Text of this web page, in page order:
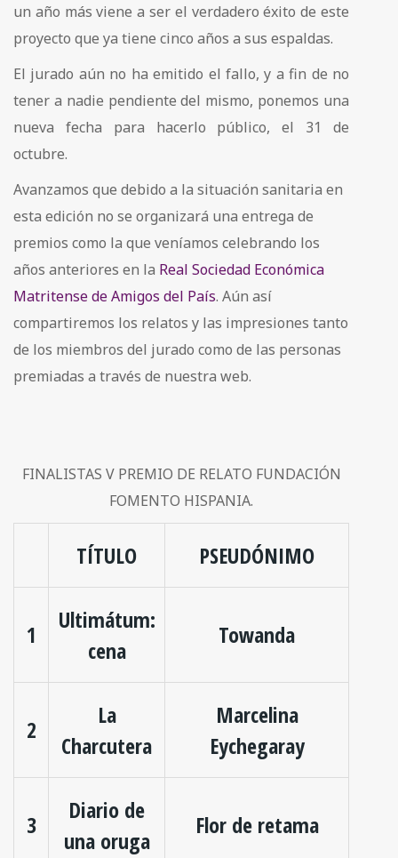
un año más viene a ser el verdadero éxito de este
proyecto que ya tiene cinco años a sus espaldas.
El jurado aún no ha emitido el fallo, y a fin de no
tener a nadie pendiente del mismo, ponemos una
nueva fecha para hacerlo público, el 31 de
octubre.
Avanzamos que debido a la situación sanitaria en
esta edición no se organizará una entrega de
premios como la que veníamos celebrando los
años anteriores en la Real Sociedad Económica
Matritense de Amigos del País. Aún así
compartiremos los relatos y las impresiones tanto
de los miembros del jurado como de las personas
premiadas a través de nuestra web.
FINALISTAS V PREMIO DE RELATO FUNDACIÓN
FOMENTO HISPANIA.
TÍTULO PSEUDÓNIMO
1
Ultimátum:
cena
Towanda
2
La
Charcutera
Marcelina
Eychegaray
3
Diario de
una oruga
Flor de retama